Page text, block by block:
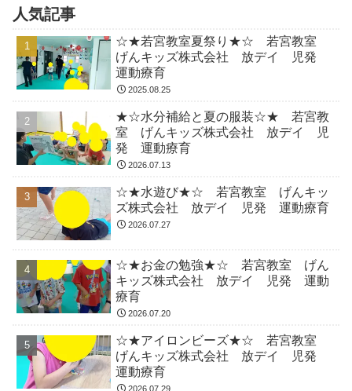
人気記事
☆★若宮教室夏祭り★☆ 若宮教室
げんキッズ株式会社 放デイ 児発
運動療育
2025.08.25
★☆水分補給と夏の服装☆★ 若宮教
室 げんキッズ株式会社 放デイ 児
発 運動療育
2026.07.13
☆★水遊び★☆ 若宮教室 げんキッ
ズ株式会社 放デイ 児発 運動療育
2026.07.27
☆★お金の勉強★☆ 若宮教室 げん
キッズ株式会社 放デイ 児発 運動
療育
2026.07.20
☆★アイロンビーズ★☆ 若宮教室
げんキッズ株式会社 放デイ 児発
運動療育
2026.07.29